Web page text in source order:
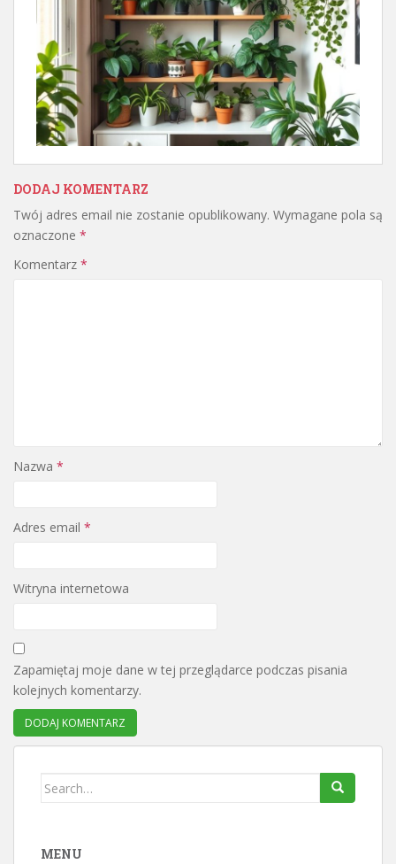
DODAJ KOMENTARZ
Twój adres email nie zostanie opublikowany. Wymagane pola są
oznaczone *
Komentarz *
Nazwa *
Adres email *
Witryna internetowa
Zapamiętaj moje dane w tej przeglądarce podczas pisania
kolejnych komentarzy.
Search
MENU